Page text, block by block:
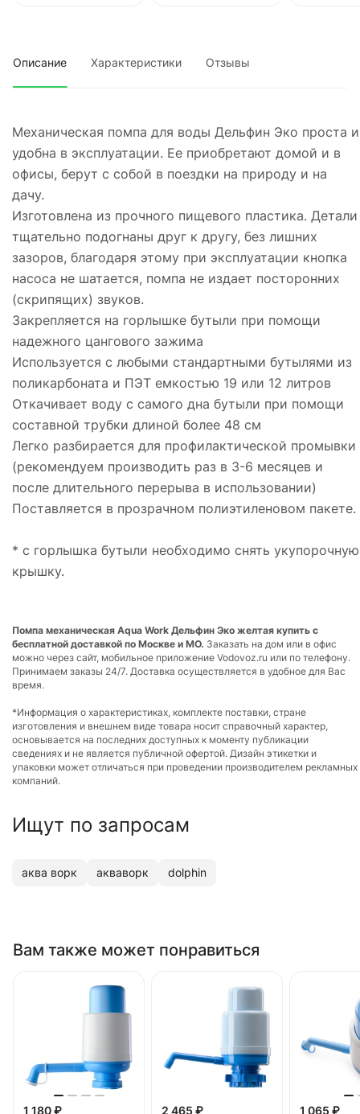
Описание Характеристики Отзывы
Механическая помпа для воды Дельфин Эко проста и
удобна в эксплуатации. Ее приобретают домой и в
офисы, берут с собой в поездки на природу и на
дачу.
Изготовлена из прочного пищевого пластика. Детали
тщательно подогнаны друг к другу, без лишних
зазоров, благодаря этому при эксплуатации кнопка
насоса не шатается, помпа не издает посторонних
(скрипящих) звуков.
Закрепляется на горлышке бутыли при помощи
надежного цангового зажима
Используется с любыми стандартными бутылями из
поликарбоната и ПЭТ емкостью 19 или 12 литров
Откачивает воду с самого дна бутыли при помощи
составной трубки длиной более 48 см
Легко разбирается для профилактической промывки
(рекомендуем производить раз в 3-6 месяцев и
после длительного перерыва в использовании)
Поставляется в прозрачном полиэтиленовом пакете.
* с горлышка бутыли необходимо снять укупорочную
крышку.
Помпа механическая Aqua Work Дельфин Эко желтая купить с
бесплатной доставкой по Москве и МО. Заказать на дом или в офис
можно через сайт, мобильное приложение Vodovoz.ru или по телефону.
Принимаем заказы 24/7. Доставка осуществляется в удобное для Вас
время.
*Информация о характеристиках, комплекте поставки, стране
изготовления и внешнем виде товара носит справочный характер,
основывается на последних доступных к моменту публикации
сведениях и не является публичной офертой. Дизайн этикетки и
упаковки может отличаться при проведении производителем рекламных
компаний.
Ищут по запросам
аква ворк акваворк dolphin
Вам также может понравиться
1 180 ₽
2 465 ₽
1 065 ₽